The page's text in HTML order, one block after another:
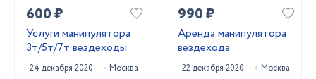
600 ₽
Услуги манипулятора
3т/5т/7т вездеходы
24 декабря 2020 Москва
990 ₽
Аренда манипулятора
вездехода
22 декабря 2020 Москва